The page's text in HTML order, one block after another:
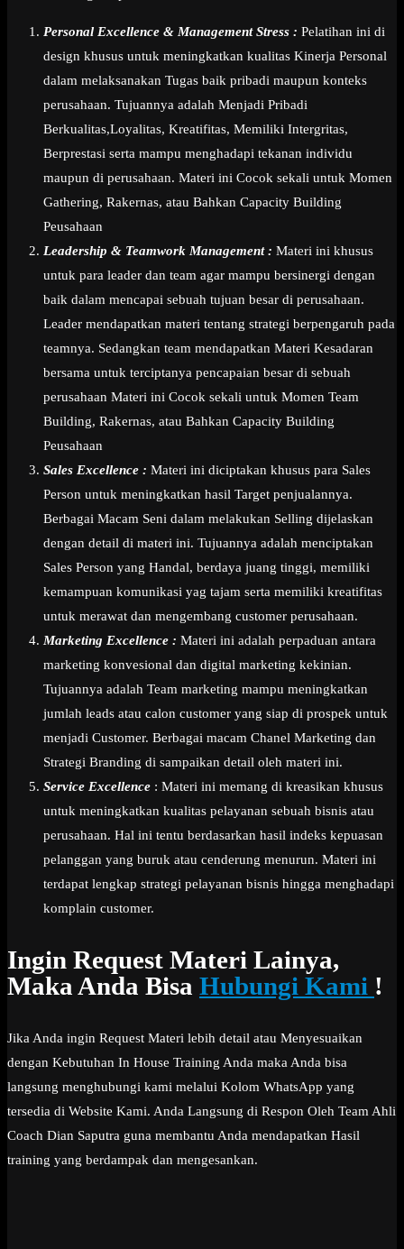
Personal Excellence & Management Stress : Pelatihan ini di
design khusus untuk meningkatkan kualitas Kinerja Personal
dalam melaksanakan Tugas baik pribadi maupun konteks
perusahaan. Tujuannya adalah Menjadi Pribadi
Berkualitas,Loyalitas, Kreatifitas, Memiliki Intergritas,
Berprestasi serta mampu menghadapi tekanan individu
maupun di perusahaan. Materi ini Cocok sekali untuk Momen
Gathering, Rakernas, atau Bahkan Capacity Building
Peusahaan
Leadership & Teamwork Management : Materi ini khusus
untuk para leader dan team agar mampu bersinergi dengan
baik dalam mencapai sebuah tujuan besar di perusahaan.
Leader mendapatkan materi tentang strategi berpengaruh pada
teamnya. Sedangkan team mendapatkan Materi Kesadaran
bersama untuk terciptanya pencapaian besar di sebuah
perusahaan Materi ini Cocok sekali untuk Momen Team
Building, Rakernas, atau Bahkan Capacity Building
Peusahaan
Sales Excellence : Materi ini diciptakan khusus para Sales
Person untuk meningkatkan hasil Target penjualannya.
Berbagai Macam Seni dalam melakukan Selling dijelaskan
dengan detail di materi ini. Tujuannya adalah menciptakan
Sales Person yang Handal, berdaya juang tinggi, memiliki
kemampuan komunikasi yag tajam serta memiliki kreatifitas
untuk merawat dan mengembang customer perusahaan.
Marketing Excellence : Materi ini adalah perpaduan antara
marketing konvesional dan digital marketing kekinian.
Tujuannya adalah Team marketing mampu meningkatkan
jumlah leads atau calon customer yang siap di prospek untuk
menjadi Customer. Berbagai macam Chanel Marketing dan
Strategi Branding di sampaikan detail oleh materi ini.
Service Excellence : Materi ini memang di kreasikan khusus
untuk meningkatkan kualitas pelayanan sebuah bisnis atau
perusahaan. Hal ini tentu berdasarkan hasil indeks kepuasan
pelanggan yang buruk atau cenderung menurun. Materi ini
terdapat lengkap strategi pelayanan bisnis hingga menghadapi
komplain customer.
Ingin Request Materi Lainya,
Maka Anda Bisa Hubungi Kami !
Jika Anda ingin Request Materi lebih detail atau Menyesuaikan
dengan Kebutuhan In House Training Anda maka Anda bisa
langsung menghubungi kami melalui Kolom WhatsApp yang
tersedia di Website Kami. Anda Langsung di Respon Oleh Team Ahli
Coach Dian Saputra guna membantu Anda mendapatkan Hasil
training yang berdampak dan mengesankan.